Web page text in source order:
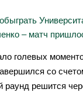
– матч
голевых
со
раунд решится